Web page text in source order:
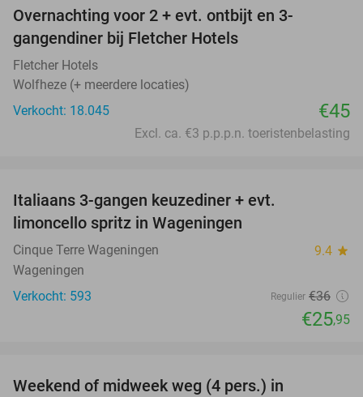
Overnachting voor 2 + evt. ontbijt en 3-
gangendiner bij Fletcher Hotels
Fletcher Hotels
Wolfheze (+ meerdere locaties)
Verkocht: 18.045
€45
Excl. ca. €3 p.p.p.n. toeristenbelasting
Italiaans 3-gangen keuzediner + evt.
limoncello spritz in Wageningen
Cinque Terre Wageningen 9.4 star
Wageningen
Verkocht: 593
Regulier €36
€25,95
Weekend of midweek weg (4 pers.) in